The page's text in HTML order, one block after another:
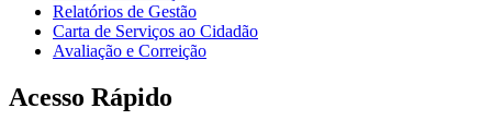
Relatórios de Gestão
Carta de Serviços ao Cidadão
Avaliação e Correição
Acesso Rápido